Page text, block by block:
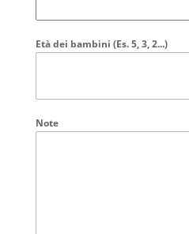
Età dei bambini (Es. 5, 3, 2...)
Note